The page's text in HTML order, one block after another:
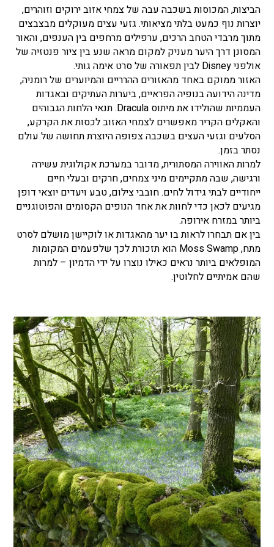
הביצות, המכוסות בשכבה עבה של צמחי אזוב ירוקים וזוהרים,
יוצרות נוף כמעט בלתי מציאותי. גזעי עצים מעוקלים מבצבצים
מתוך מרבדי הטחב הרכים, ערפילים מרחפים בין הענפים, והאור
המסונן דרך היער מעניק למקום מראה שנע בין ציור פנטזיה של
אולפני Disney לבין תפאורה של סרט אימה גותי.
האזור ממוקם באחד מהאזורים ההרריים והמיוערים של רומניה,
מדינה הידועה בנופיה הפראיים, ביערות העתיקים ובאגדות
העממיות שהולידו את מיתוס Dracula. תנאי הלחות הגבוהים
והאקלים הקריר מאפשרים לצמחי האזוב לכסות את הקרקע,
הסלעים וגזעי העצים בשכבה צפופה היוצרת תחושה של עולם
נסתר בזמן.
למרות האווירה המסתורית, מדובר במערכת אקולוגית עשירה
ורגישה, שבה מתקיימים מיני צמחים, חרקים ובעלי חיים
ייחודיים לבתי גידול לחים. חובבי צילום, טבע ויעדים יוצאי דופן
מגיעים לכאן כדי לחוות את אחד הנופים הקסומים והפוטוגניים
ביותר במזרח אירופה.
בין אם תבחרו לראות בו יער מהאגדות או לוקיישן מושלם לסרט
מתח, Moss Swamp הוא תזכורת לכך שלפעמים המקומות
המופלאים ביותר נראים כאילו נוצרו על ידי הדמיון – למרות
שהם אמיתיים לחלוטין.